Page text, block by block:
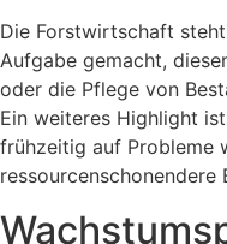
Die Forstwirtschaft
Aufgabe gemacht,
oder die Pflege von
Ein weiteres Highlight
frühzeitig auf Probleme
ressourcenschonendere